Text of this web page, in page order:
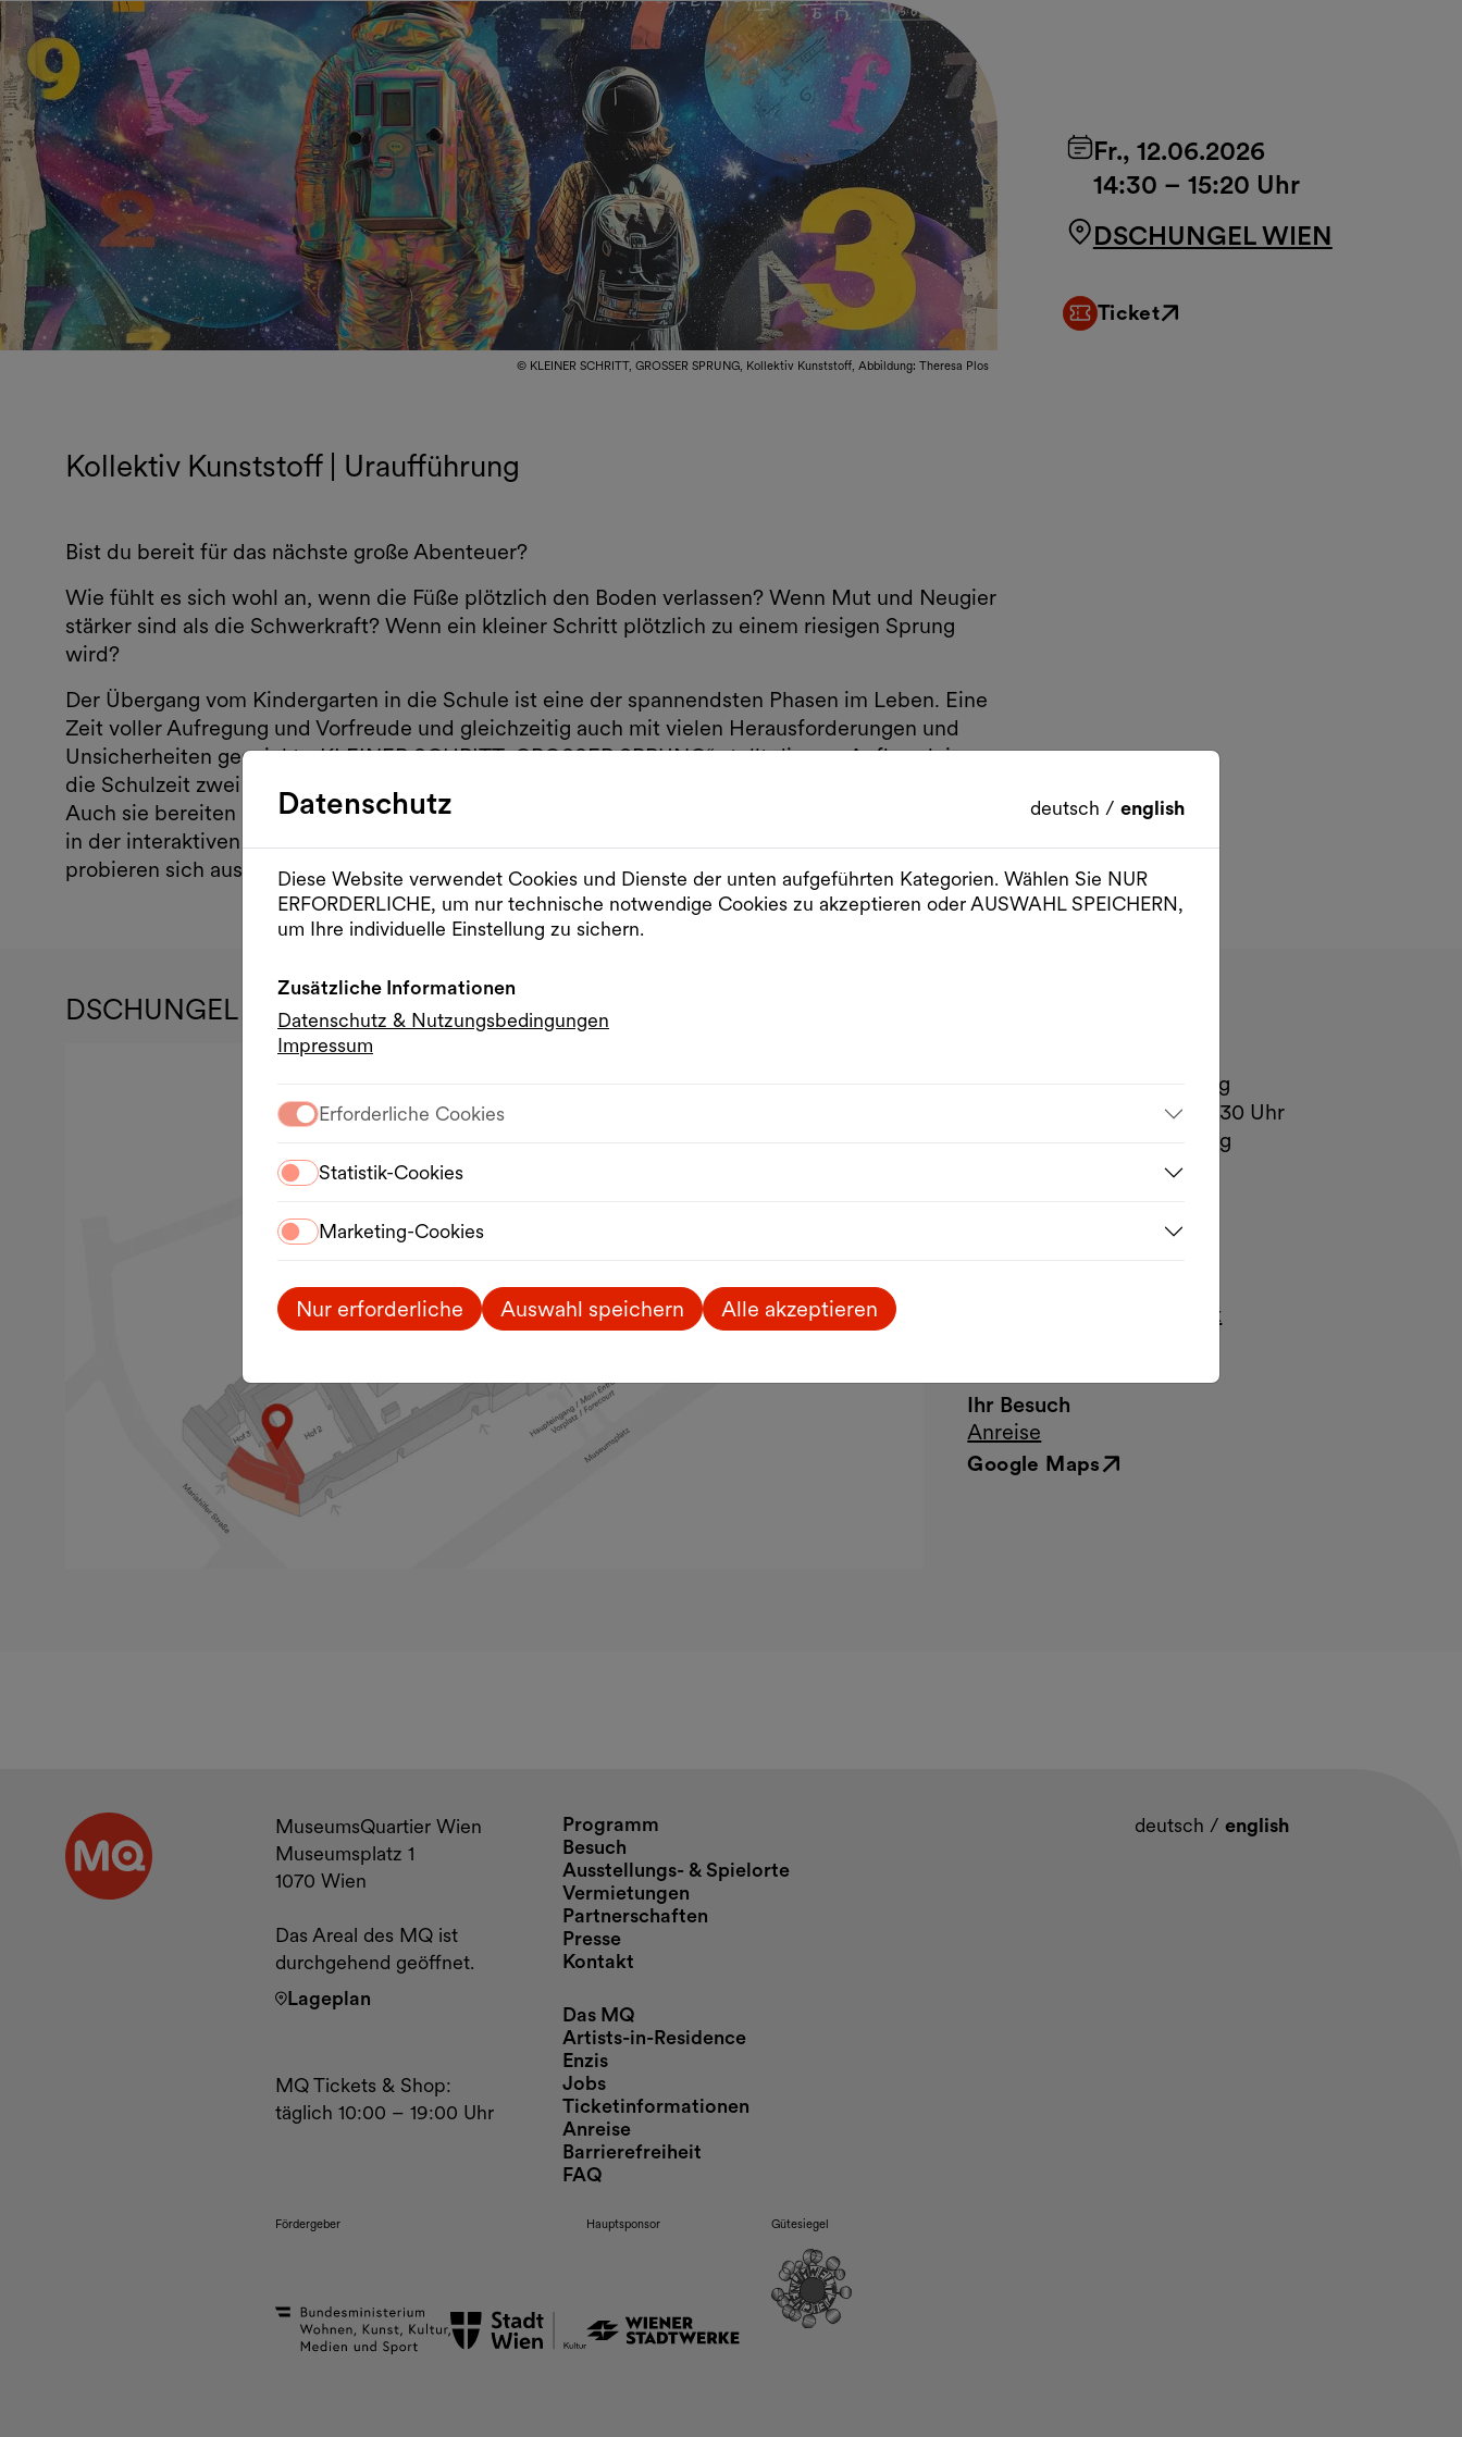
© KLEINER SCHRITT, GROSSER SPRUNG, Kollektiv Kunststoff, Abbildung: Theresa Plos
Fr., 12.06.2026
14:30 – 15:20 Uhr
DSCHUNGEL WIEN
Ticket
Externer Link
Kollektiv Kunststoff | Uraufführung
Bist du bereit für das nächste große Abenteuer?
Wie fühlt es sich wohl an, wenn die Füße plötzlich den Boden verlassen? Wenn Mut und Neugier
stärker sind als die Schwerkraft? Wenn ein kleiner Schritt plötzlich zu einem riesigen Sprung
wird?
Der Übergang vom Kindergarten in die Schule ist eine der spannendsten Phasen im Leben. Eine
Zeit voller Aufregung und Vorfreude und gleichzeitig auch mit vielen Herausforderungen und
Unsicherheiten gespickt. „KLEINER SCHRITT, GROSSER SPRUNG“ stellt diesem Aufbruch in
die Schulzeit zwei angehende Astronaut:innen zur Seite ‒ ein:e Tänzer:in und ein:e Musiker:in.
Auch sie bereiten sich vor: Auf ihre große Reise ins All. Gemeinsam mit ihnen werden die Kinder
in der interaktiven Performance selbst zu Forschenden. Sie lauschen, sie entdecken, sie
probieren sich aus und spüren, wie faszinierend Neugier sein kann.
DSCHUNGEL WIEN
Mo.– Di., 1h vor Vorstellung
Mi. – Fr., Kassa 16:30 – 18:30 Uhr
Sa. – So., 1h vor Vorstellung
Museumsplatz 1, Hof 2
tickets@dschungelwien.at
Ihr Besuch
Anreise
Google Maps
Externer Link
Datenschutz deutsch / english
Diese Website verwendet Cookies und Dienste der unten aufgeführten Kategorien. Wählen Sie NUR
ERFORDERLICHE, um nur technische notwendige Cookies zu akzeptieren oder AUSWAHL SPEICHERN,
um Ihre individuelle Einstellung zu sichern.
Zusätzliche Informationen
Datenschutz & Nutzungsbedingungen
Impressum
Erforderliche Cookies
Statistik-Cookies
Marketing-Cookies
Nur erforderliche Auswahl speichern Alle akzeptieren
Kontakt und Öffnungszeiten
MuseumsQuartier Wien
Museumsplatz 1
1070 Wien
Das Areal des MQ ist
durchgehend geöffnet.
Lageplan
MQ Tickets & Shop:
täglich 10:00 – 19:00 Uhr
Programm
Besuch
Ausstellungs- & Spielorte
Vermietungen
Partnerschaften
Presse
Kontakt
Das MQ
Artists-in-Residence
Enzis
Jobs
Ticketinformationen
Anreise
Barrierefreiheit
FAQ
deutsch / english
Fördergeber Hauptsponsor Gütesiegel